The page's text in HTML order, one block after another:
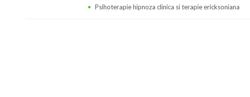
Psihoterapie hipnoza clinica si terapie ericksoniana